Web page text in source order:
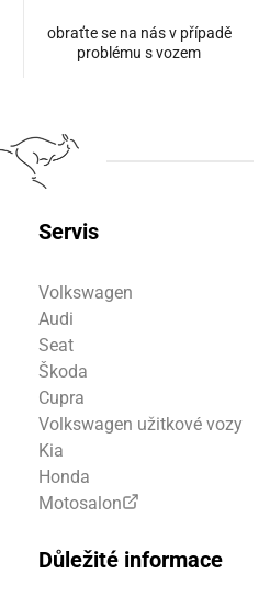
obraťte se na nás v případě
problému s vozem
Servis
Volkswagen
Audi
Seat
Škoda
Cupra
Volkswagen užitkové vozy
Kia
Honda
Motosalon
Důležité informace